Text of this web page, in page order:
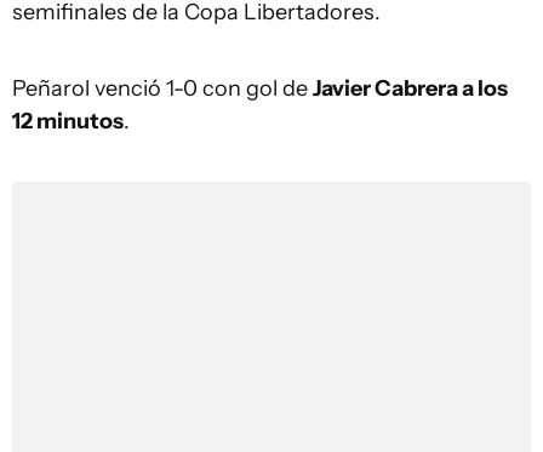
semifinales de la Copa Libertadores.
Peñarol venció 1-0 con gol deJavier Cabrera a los
12 minutos.